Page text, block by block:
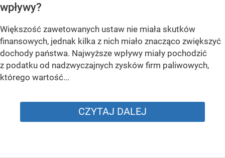
wpływy?
Większość zawetowanych ustaw nie miała skutków
finansowych, jednak kilka z nich miało znacząco zwiększyć
dochody państwa. Najwyższe wpływy miały pochodzić
z podatku od nadzwyczajnych zysków firm paliwowych,
którego wartość...
CZYTAJ DALEJ